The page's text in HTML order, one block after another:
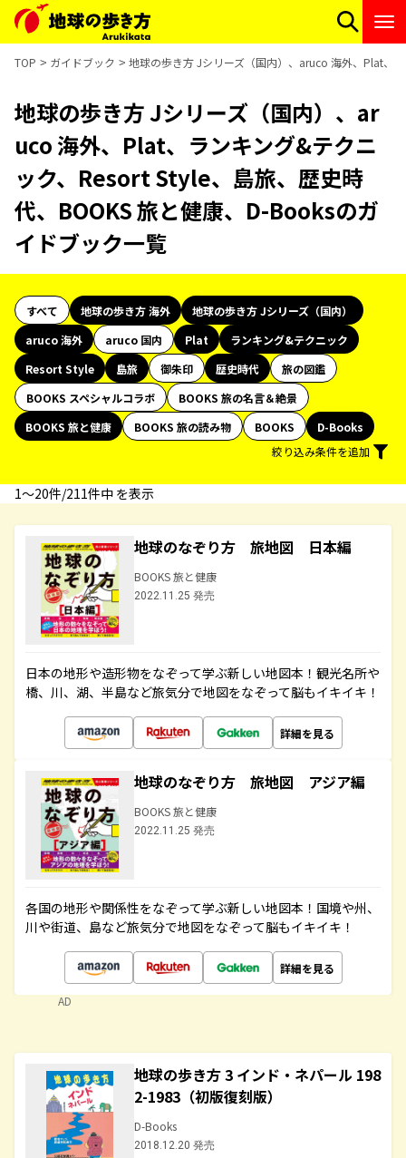
TOP ガイドブック 地球の歩き方 Jシリーズ（国内）、aruco 海外、Plat、
地球の歩き方 Jシリーズ（国内）、ar
uco 海外、Plat、ランキング&テクニ
ック、Resort Style、島旅、歴史時
代、BOOKS 旅と健康、D-Booksのガ
イドブック一覧
すべて 地球の歩き方 海外
地球の歩き方 Jシリーズ（国内）
aruco 海外
aruco 国内 Plat
ランキング&テクニック
Resort Style
島旅 御朱印 歴史時代
旅の図鑑
BOOKS スペシャルコラボ
BOOKS 旅の名言＆絶景
BOOKS 旅と健康
BOOKS 旅の読み物 BOOKS
D-Books
絞り込み条件を追加
1〜20件/211件中 を表示
地球のなぞり方 旅地図 日本編
BOOKS 旅と健康
2022.11.25 発売
日本の地形や造形物をなぞって学ぶ新しい地図本！観光名所や
橋、川、湖、半島など旅気分で地図をなぞって脳もイキイキ！
詳細を見る
地球のなぞり方 旅地図 アジア編
BOOKS 旅と健康
2022.11.25 発売
各国の地形や関係性をなぞって学ぶ新しい地図本！国境や州、
川や街道、島など旅気分で地図をなぞって脳もイキイキ！
詳細を見る
AD
地球の歩き方 3 インド・ネパール 198
2-1983（初版復刻版）
D-Books
2018.12.20 発売